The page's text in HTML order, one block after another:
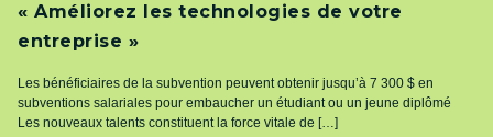
« Améliorez les technologies de votre
entreprise »
Les bénéficiaires de la subvention peuvent obtenir jusqu’à 7 300 $ en
subventions salariales pour embaucher un étudiant ou un jeune diplômé
Les nouveaux talents constituent la force vitale de […]